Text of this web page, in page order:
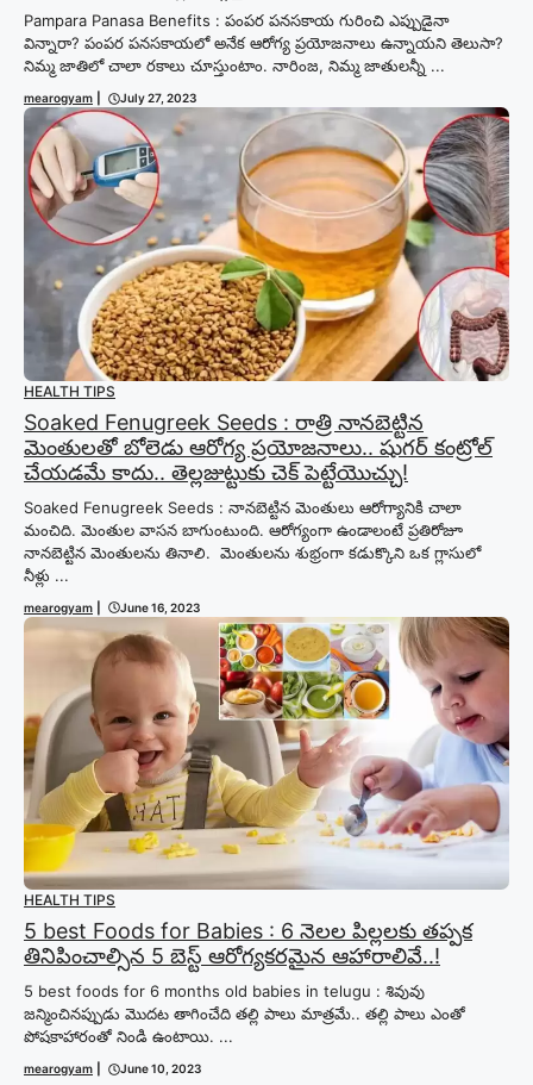
Pampara Panasa Benefits : పంపర పనసకాయ గురించి ఎప్పుడైనా
విన్నారా? పంపర పనసకాయలో అనేక ఆరోగ్య ప్రయోజనాలు ఉన్నాయని తెలుసా?
నిమ్మ జాతిలో చాలా రకాలు చూస్తుంటాం. నారింజ, నిమ్మ జాతులన్నీ ...
mearogyam July 27, 2023
HEALTH TIPS
Soaked Fenugreek Seeds : రాత్రి నానబెట్టిన
మెంతులతో బోలెడు ఆరోగ్య ప్రయోజనాలు.. షుగర్ కంట్రోల్
చేయడమే కాదు.. తెల్లజుట్టుకు చెక్ పెట్టేయొచ్చు!
Soaked Fenugreek Seeds : నానబెట్టిన మెంతులు ఆరోగ్యానికి చాలా
మంచిది. మెంతుల వాసన బాగుంటుంది. ఆరోగ్యంగా ఉండాలంటే ప్రతిరోజూ
నానబెట్టిన మెంతులను తినాలి. మెంతులను శుభ్రంగా కడుక్కొని ఒక గ్లాసులో
నీళ్లు ...
mearogyam June 16, 2023
HEALTH TIPS
5 best Foods for Babies : 6 నెలల పిల్లలకు తప్పక
తినిపించాల్సిన 5 బెస్ట్ ఆరోగ్యకరమైన ఆహారాలివే..!
5 best foods for 6 months old babies in telugu : శివువు
జన్మించినప్పుడు మొదట తాగించేది తల్లి పాలు మాత్రమే.. తల్లి పాలు ఎంతో
పోషకాహారంతో నిండి ఉంటాయి. ...
mearogyam June 10, 2023